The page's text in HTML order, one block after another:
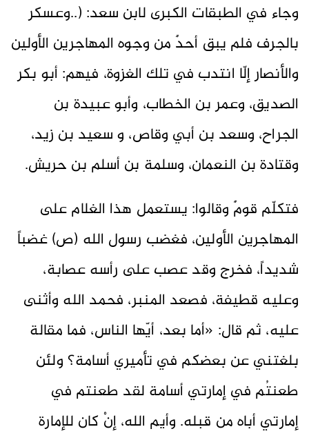
وجاء في الطبقات الكبرى لابن سعد: (..وعسكر
بالجرف فلم يبق أحدٌ من وجوه المهاجرين الأولين
والأنصار إلّا انتدب في تلك الغزوة، فيهم: أبو بكر
الصديق، وعمر بن الخطاب، وأبو عبيدة بن
الجراح، وسعد بن أبي وقاص، و سعيد بن زيد،
وقتادة بن النعمان، وسلمة بن أسلم بن حريش.
فتكلّم قومٌ وقالوا: يستعمل هذا الغلام على
المهاجرين الأولين، فغضب رسول الله (ص) غضباً
شديداً، فخرج وقد عصب على رأسه عصابة،
وعليه قطيفة، فصعد المنبر، فحمد الله وأثنى
عليه، ثم قال: «أما بعد، أيّها الناس، فما مقالة
بلغتني عن بعضكم في تأميري أسامة؟ ولئن
طعنتُم في إمارتي أسامة لقد طعنتم في
إمارتي أباه من قبله. وأيم الله، إنْ كان للإمارة